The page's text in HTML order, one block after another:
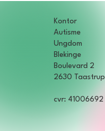
Kontor
Autisme
Ungdom
Blekinge
Boulevard 2
2630 Taastrup
cvr: 41006692